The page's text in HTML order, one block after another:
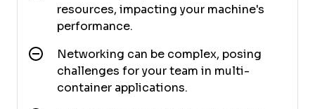
resources, impacting your machine's
performance.
Networking can be complex, posing
challenges for your team in multi-
container applications.